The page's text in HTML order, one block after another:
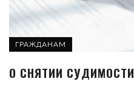
ГРАЖДАНАМ
О СНЯТИИ СУДИМОСТИ